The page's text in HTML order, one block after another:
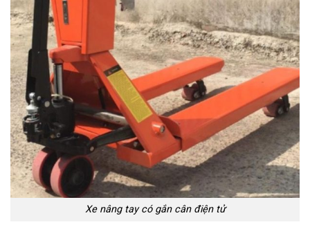
Xe nâng tay có gắn cân điện tử